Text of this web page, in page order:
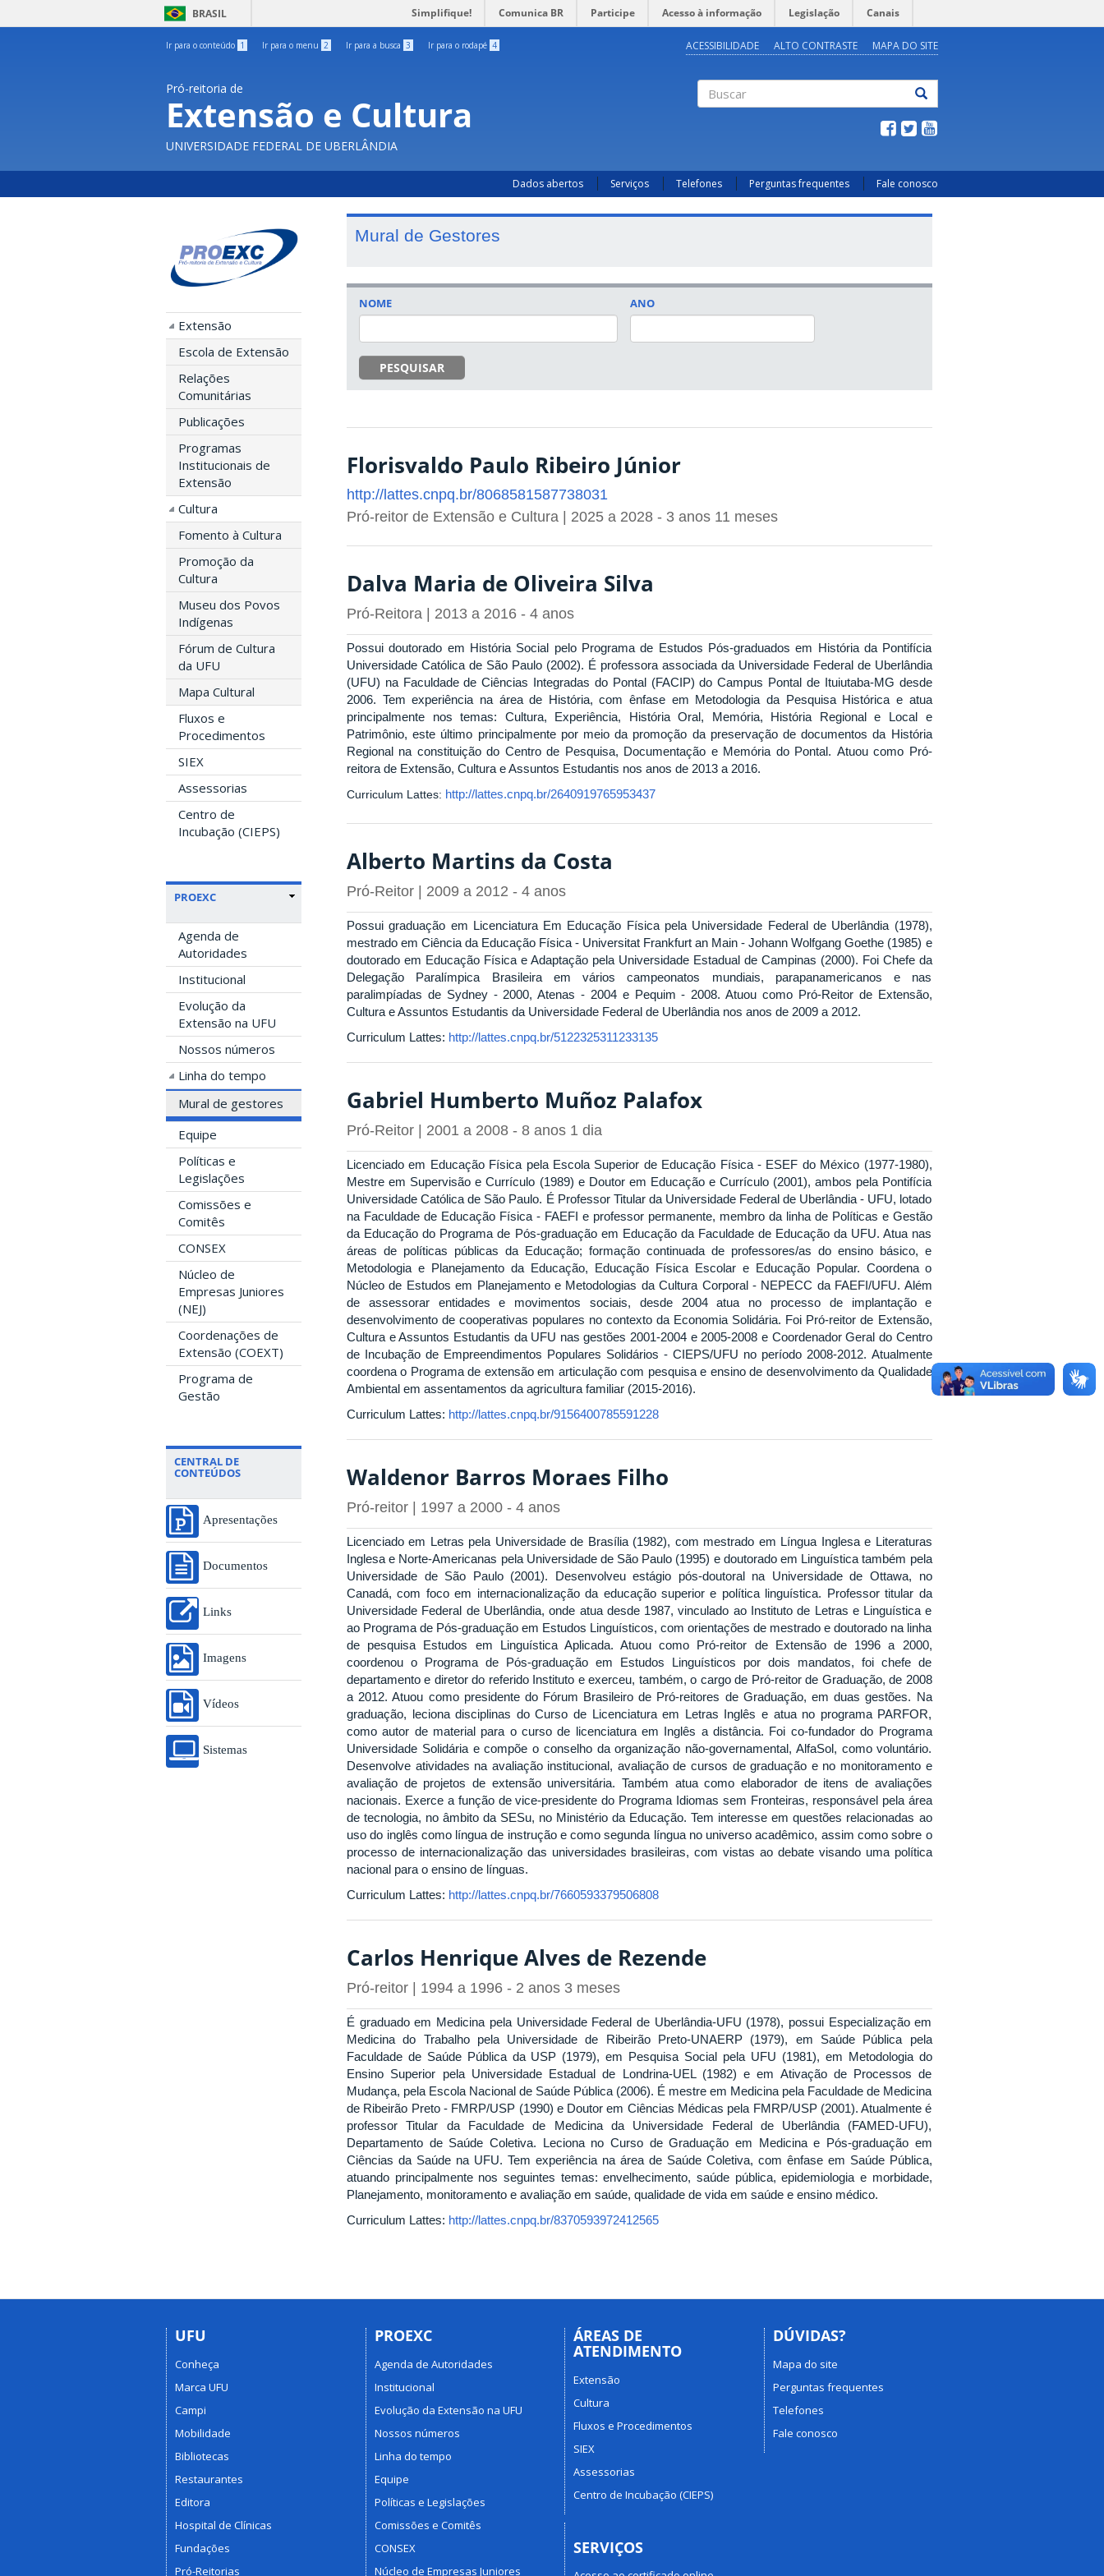
BRASIL Simplifique! Comunica BR Participe Acesso à informação Legislação Canais
Ir para o conteúdo 1 Ir para o menu 2 Ir para a busca 3 Ir para o rodapé 4 ACESSIBILIDADE ALTO CONTRASTE MAPA DO SITE
Pró-reitoria de
Extensão e Cultura
UNIVERSIDADE FEDERAL DE UBERLÂNDIA
Dados abertos Serviços Telefones Perguntas frequentes Fale conosco
Extensão
Escola de Extensão
Relações
Comunitárias
Publicações
Programas
Institucionais de
Extensão
Cultura
Fomento à Cultura
Promoção da
Cultura
Museu dos Povos
Indígenas
Fórum de Cultura
da UFU
Mapa Cultural
Fluxos e
Procedimentos
SIEX
Assessorias
Centro de
Incubação (CIEPS)
PROEXC
Agenda de
Autoridades
Institucional
Evolução da
Extensão na UFU
Nossos números
Linha do tempo
Mural de gestores
Equipe
Políticas e
Legislações
Comissões e
Comitês
CONSEX
Núcleo de
Empresas Juniores
(NEJ)
Coordenações de
Extensão (COEXT)
Programa de
Gestão
CENTRAL DE
CONTEÚDOS
Apresentações
Documentos
Links
Imagens
Vídeos
Sistemas
Mural de Gestores
NOME ANO
PESQUISAR
Florisvaldo Paulo Ribeiro Júnior
http://lattes.cnpq.br/8068581587738031
Pró-reitor de Extensão e Cultura | 2025 a 2028 - 3 anos 11 meses
Dalva Maria de Oliveira Silva
Pró-Reitora | 2013 a 2016 - 4 anos
Possui doutorado em História Social pelo Programa de Estudos Pós-graduados em História da Pontifícia
Universidade Católica de São Paulo (2002). É professora associada da Universidade Federal de Uberlândia
(UFU) na Faculdade de Ciências Integradas do Pontal (FACIP) do Campus Pontal de Ituiutaba-MG desde
2006. Tem experiência na área de História, com ênfase em Metodologia da Pesquisa Histórica e atua
principalmente nos temas: Cultura, Experiência, História Oral, Memória, História Regional e Local e
Patrimônio, este último principalmente por meio da promoção da preservação de documentos da História
Regional na constituição do Centro de Pesquisa, Documentação e Memória do Pontal. Atuou como Pró-
reitora de Extensão, Cultura e Assuntos Estudantis nos anos de 2013 a 2016.
Curriculum Lattes: http://lattes.cnpq.br/2640919765953437
Alberto Martins da Costa
Pró-Reitor | 2009 a 2012 - 4 anos
Possui graduação em Licenciatura Em Educação Física pela Universidade Federal de Uberlândia (1978),
mestrado em Ciência da Educação Física - Universitat Frankfurt an Main - Johann Wolfgang Goethe (1985) e
doutorado em Educação Física e Adaptação pela Universidade Estadual de Campinas (2000). Foi Chefe da
Delegação Paralímpica Brasileira em vários campeonatos mundiais, parapanamericanos e nas
paralimpíadas de Sydney - 2000, Atenas - 2004 e Pequim - 2008. Atuou como Pró-Reitor de Extensão,
Cultura e Assuntos Estudantis da Universidade Federal de Uberlândia nos anos de 2009 a 2012.
Curriculum Lattes: http://lattes.cnpq.br/5122325311233135
Gabriel Humberto Muñoz Palafox
Pró-Reitor | 2001 a 2008 - 8 anos 1 dia
Licenciado em Educação Física pela Escola Superior de Educação Física - ESEF do México (1977-1980),
Mestre em Supervisão e Currículo (1989) e Doutor em Educação e Currículo (2001), ambos pela Pontifícia
Universidade Católica de São Paulo. É Professor Titular da Universidade Federal de Uberlândia - UFU, lotado
na Faculdade de Educação Física - FAEFI e professor permanente, membro da linha de Políticas e Gestão
da Educação do Programa de Pós-graduação em Educação da Faculdade de Educação da UFU. Atua nas
áreas de políticas públicas da Educação; formação continuada de professores/as do ensino básico, e
Metodologia e Planejamento da Educação, Educação Física Escolar e Educação Popular. Coordena o
Núcleo de Estudos em Planejamento e Metodologias da Cultura Corporal - NEPECC da FAEFI/UFU. Além
de assessorar entidades e movimentos sociais, desde 2004 atua no processo de implantação e
desenvolvimento de cooperativas populares no contexto da Economia Solidária. Foi Pró-reitor de Extensão,
Cultura e Assuntos Estudantis da UFU nas gestões 2001-2004 e 2005-2008 e Coordenador Geral do Centro
de Incubação de Empreendimentos Populares Solidários - CIEPS/UFU no período 2008-2012. Atualmente
coordena o Programa de extensão em articulação com pesquisa e ensino de desenvolvimento da Qualidade
Ambiental em assentamentos da agricultura familiar (2015-2016).
Curriculum Lattes: http://lattes.cnpq.br/9156400785591228
Waldenor Barros Moraes Filho
Pró-reitor | 1997 a 2000 - 4 anos
Licenciado em Letras pela Universidade de Brasília (1982), com mestrado em Língua Inglesa e Literaturas
Inglesa e Norte-Americanas pela Universidade de São Paulo (1995) e doutorado em Linguística também pela
Universidade de São Paulo (2001). Desenvolveu estágio pós-doutoral na Universidade de Ottawa, no
Canadá, com foco em internacionalização da educação superior e política linguística. Professor titular da
Universidade Federal de Uberlândia, onde atua desde 1987, vinculado ao Instituto de Letras e Linguística e
ao Programa de Pós-graduação em Estudos Linguísticos, com orientações de mestrado e doutorado na linha
de pesquisa Estudos em Linguística Aplicada. Atuou como Pró-reitor de Extensão de 1996 a 2000,
coordenou o Programa de Pós-graduação em Estudos Linguísticos por dois mandatos, foi chefe de
departamento e diretor do referido Instituto e exerceu, também, o cargo de Pró-reitor de Graduação, de 2008
a 2012. Atuou como presidente do Fórum Brasileiro de Pró-reitores de Graduação, em duas gestões. Na
graduação, leciona disciplinas do Curso de Licenciatura em Letras Inglês e atua no programa PARFOR,
como autor de material para o curso de licenciatura em Inglês a distância. Foi co-fundador do Programa
Universidade Solidária e compõe o conselho da organização não-governamental, AlfaSol, como voluntário.
Desenvolve atividades na avaliação institucional, avaliação de cursos de graduação e no monitoramento e
avaliação de projetos de extensão universitária. Também atua como elaborador de itens de avaliações
nacionais. Exerce a função de vice-presidente do Programa Idiomas sem Fronteiras, responsável pela área
de tecnologia, no âmbito da SESu, no Ministério da Educação. Tem interesse em questões relacionadas ao
uso do inglês como língua de instrução e como segunda língua no universo acadêmico, assim como sobre o
processo de internacionalização das universidades brasileiras, com vistas ao debate visando uma política
nacional para o ensino de línguas.
Curriculum Lattes: http://lattes.cnpq.br/7660593379506808
Carlos Henrique Alves de Rezende
Pró-reitor | 1994 a 1996 - 2 anos 3 meses
É graduado em Medicina pela Universidade Federal de Uberlândia-UFU (1978), possui Especialização em
Medicina do Trabalho pela Universidade de Ribeirão Preto-UNAERP (1979), em Saúde Pública pela
Faculdade de Saúde Pública da USP (1979), em Pesquisa Social pela UFU (1981), em Metodologia do
Ensino Superior pela Universidade Estadual de Londrina-UEL (1982) e em Ativação de Processos de
Mudança, pela Escola Nacional de Saúde Pública (2006). É mestre em Medicina pela Faculdade de Medicina
de Ribeirão Preto - FMRP/USP (1990) e Doutor em Ciências Médicas pela FMRP/USP (2001). Atualmente é
professor Titular da Faculdade de Medicina da Universidade Federal de Uberlândia (FAMED-UFU),
Departamento de Saúde Coletiva. Leciona no Curso de Graduação em Medicina e Pós-graduação em
Ciências da Saúde na UFU. Tem experiência na área de Saúde Coletiva, com ênfase em Saúde Pública,
atuando principalmente nos seguintes temas: envelhecimento, saúde pública, epidemiologia e morbidade,
Planejamento, monitoramento e avaliação em saúde, qualidade de vida em saúde e ensino médico.
Curriculum Lattes: http://lattes.cnpq.br/8370593972412565
UFU
Conheça
Marca UFU
Campi
Mobilidade
Bibliotecas
Restaurantes
Editora
Hospital de Clínicas
Fundações
Pró-Reitorias
PROEXC
Agenda de Autoridades
Institucional
Evolução da Extensão na UFU
Nossos números
Linha do tempo
Equipe
Políticas e Legislações
Comissões e Comitês
CONSEX
Núcleo de Empresas Juniores
ÁREAS DE
ATENDIMENTO
Extensão
Cultura
Fluxos e Procedimentos
SIEX
Assessorias
Centro de Incubação (CIEPS)
SERVIÇOS
DÚVIDAS?
Mapa do site
Perguntas frequentes
Telefones
Fale conosco